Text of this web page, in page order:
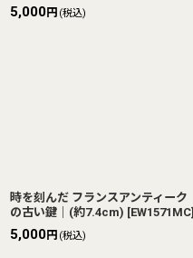
5,000円 (税込)
時を刻んだ フランスアンティーク
の古い鍵｜(約7.4cm) [EW1571MC]
5,000円 (税込)